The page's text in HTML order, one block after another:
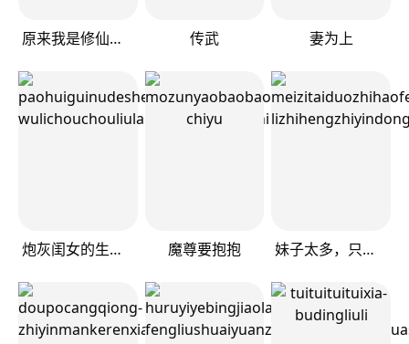
原来我是修仙大佬 传武 妻为上
炮灰闺女的生存方式 魔尊要抱抱 妹子太多，只好飞升了